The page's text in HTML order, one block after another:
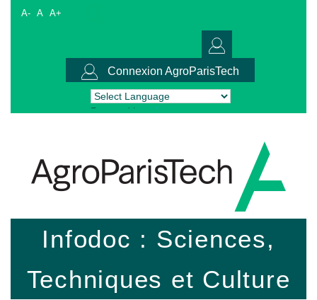
A- A A+
Connexion AgroParisTech
Powered by Translate
Infodoc : Sciences,
Techniques et Culture